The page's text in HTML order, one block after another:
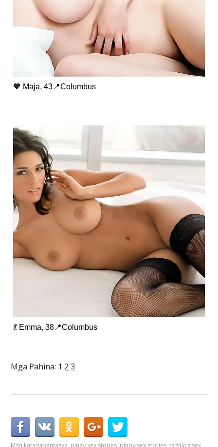
💙 Maja, 43📍Columbus
💃 Emma, 38📍Columbus
Mga Pahina: 1 2 3